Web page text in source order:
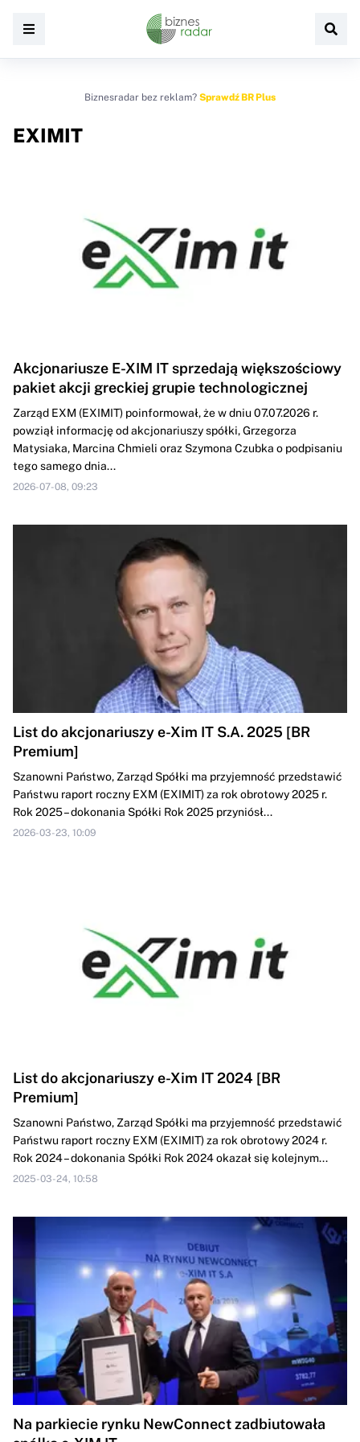
Biznesradar bez reklam? Sprawdź BR Plus
EXIMIT
Akcjonariusze E-XIM IT sprzedają większościowy
pakiet akcji greckiej grupie technologicznej
Zarząd EXM (EXIMIT) poinformował, że w dniu 07.07.2026 r.
powziął informację od akcjonariuszy spółki, Grzegorza
Matysiaka, Marcina Chmieli oraz Szymona Czubka o podpisaniu
tego samego dnia...
2026-07-08, 09:23
List do akcjonariuszy e-Xim IT S.A. 2025 [BR
Premium]
Szanowni Państwo, Zarząd Spółki ma przyjemność przedstawić
Państwu raport roczny EXM (EXIMIT) za rok obrotowy 2025 r.
Rok 2025 – dokonania Spółki Rok 2025 przyniósł...
2026-03-23, 10:09
List do akcjonariuszy e-Xim IT 2024 [BR
Premium]
Szanowni Państwo, Zarząd Spółki ma przyjemność przedstawić
Państwu raport roczny EXM (EXIMIT) za rok obrotowy 2024 r.
Rok 2024 – dokonania Spółki Rok 2024 okazał się kolejnym...
2025-03-24, 10:58
Na parkiecie rynku NewConnect zadbiutowała